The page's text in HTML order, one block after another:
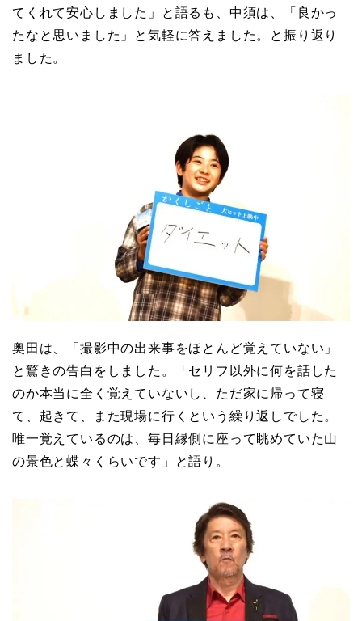
てくれて安心しました」と語るも、中須は、「良かっ
たなと思いました」と気軽に答えました。と振り返り
ました。
奥田は、「撮影中の出来事をほとんど覚えていない」
と驚きの告白をしました。「セリフ以外に何を話した
のか本当に全く覚えていないし、ただ家に帰って寝
て、起きて、また現場に行くという繰り返しでした。
唯一覚えているのは、毎日縁側に座って眺めていた山
の景色と蝶々くらいです」と語り。